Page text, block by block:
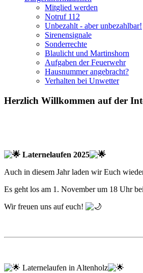
Mitglied werden
Notruf 112
Unbezahlt - aber unbezahlbar!
Sirenensignale
Sonderrechte
Blaulicht und Martinshorn
Aufgaben der Feuerwehr
Hausnummer angebracht?
Verhalten bei Unwetter
Herzlich Willkommen auf der
Laternelaufen 2025
Auch in diesem Jahr laden wir Euch
Es geht los am 1. November um 18 Uhr
Wir freuen uns auf euch!
Laternelaufen in Altenholz